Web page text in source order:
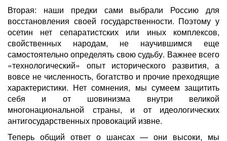
Вторая: наши предки сами выбрали Россию для
восстановления своей государственности. Поэтому у
осетин нет сепаратистских или иных комплексов,
свойственных народам, не научившимся еще
самостоятельно определять свою судьбу. Важнее всего
«технологический» опыт исторического развития, а
вовсе не численность, богатство и прочие преходящие
характеристики. Нет сомнения, мы сумеем защитить
себя и от шовинизма внутри великой
многонациональной страны, и от идеологических
антигосударственных провокаций извне.
Теперь общий ответ о шансах — они высоки, мы